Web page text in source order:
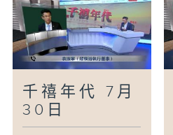
千禧年代 7月
30日